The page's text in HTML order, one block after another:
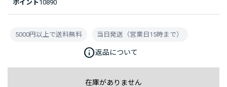
ポイント10890
在庫がありません
5000円以上で送料無料 当日発送（営業日15時まで）
info返品について